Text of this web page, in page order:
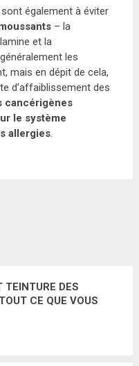
également à éviter
– la
et la
les
mais en dépit de cela,
d’affaiblissement des
cancérigènes
le système
allergies.
TEINTURE DES
CE QUE VOUS